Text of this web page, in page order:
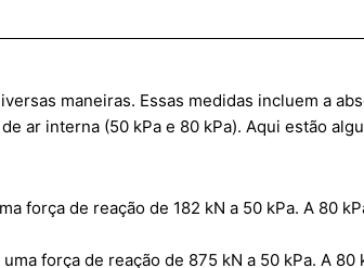
maneiras. Essas medidas incluem a
ar interna (50 kPa e 80 kPa). Aqui estão
força de reação de 182 kN a 50 kPa. A 80
força de reação de 875 kN a 50 kPa. A 80